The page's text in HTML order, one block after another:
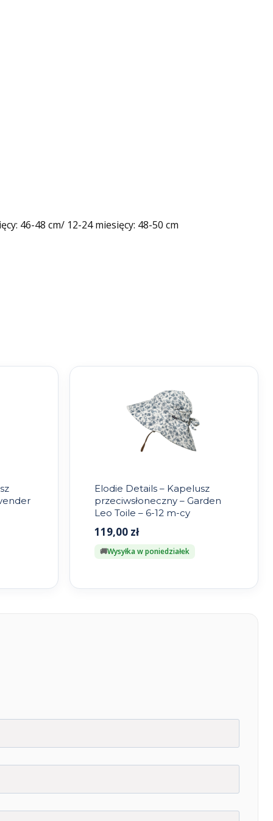
46-48 cm/ 12-24 miesięcy: 48-50 cm
Elodie Details – Kapelusz
przeciwsłoneczny – Garden
Leo Toile – 6-12 m-cy
119,00 zł
Wysyłka w poniedziałek